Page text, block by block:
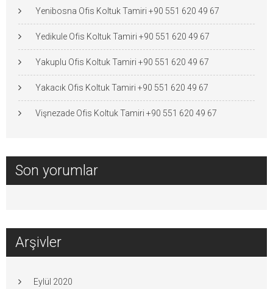
Yenibosna Ofis Koltuk Tamiri +90 551 620 49 67
Yedikule Ofis Koltuk Tamiri +90 551 620 49 67
Yakuplu Ofis Koltuk Tamiri +90 551 620 49 67
Yakacık Ofis Koltuk Tamiri +90 551 620 49 67
Vişnezade Ofis Koltuk Tamiri +90 551 620 49 67
Son yorumlar
Arşivler
Eylül 2020